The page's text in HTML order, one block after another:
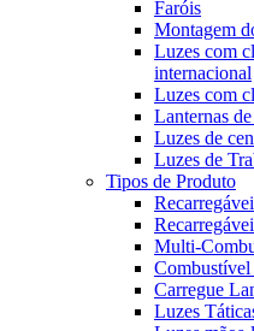
Faróis
Montagem
Luzes com
internacional
Luzes com
Lanternas
Luzes de
Luzes de
Tipos de Produto
Multi-
Combustível
Carregue
Luzes